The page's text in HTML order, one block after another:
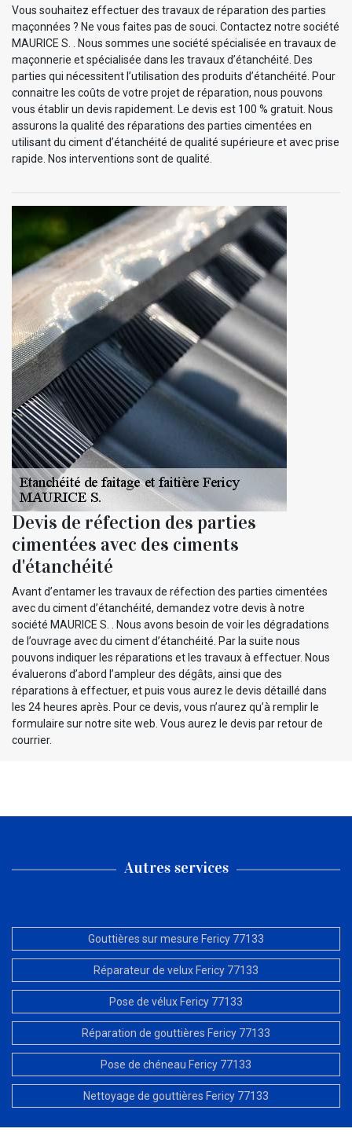
Vous souhaitez effectuer des travaux de réparation des parties
maçonnées ? Ne vous faites pas de souci. Contactez notre société
MAURICE S. . Nous sommes une société spécialisée en travaux de
maçonnerie et spécialisée dans les travaux d’étanchéité. Des
parties qui nécessitent l’utilisation des produits d’étanchéité. Pour
connaitre les coûts de votre projet de réparation, nous pouvons
vous établir un devis rapidement. Le devis est 100 % gratuit. Nous
assurons la qualité des réparations des parties cimentées en
utilisant du ciment d’étanchéité de qualité supérieure et avec prise
rapide. Nos interventions sont de qualité.
Devis de réfection des parties
cimentées avec des ciments
d'étanchéité
Avant d’entamer les travaux de réfection des parties cimentées
avec du ciment d’étanchéité, demandez votre devis à notre
société MAURICE S. . Nous avons besoin de voir les dégradations
de l’ouvrage avec du ciment d’étanchéité. Par la suite nous
pouvons indiquer les réparations et les travaux à effectuer. Nous
évaluerons d’abord l’ampleur des dégâts, ainsi que des
réparations à effectuer, et puis vous aurez le devis détaillé dans
les 24 heures après. Pour ce devis, vous n’aurez qu’à remplir le
formulaire sur notre site web. Vous aurez le devis par retour de
courrier.
Autres services
Gouttières sur mesure Fericy 77133
Réparateur de velux Fericy 77133
Pose de vélux Fericy 77133
Réparation de gouttières Fericy 77133
Pose de chéneau Fericy 77133
Nettoyage de gouttières Fericy 77133